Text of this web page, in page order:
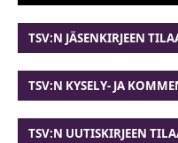
TSV:N JÄSENKIRJEEN
TSV:N KYSELY- JA
TSV:N UUTISKIRJEEN